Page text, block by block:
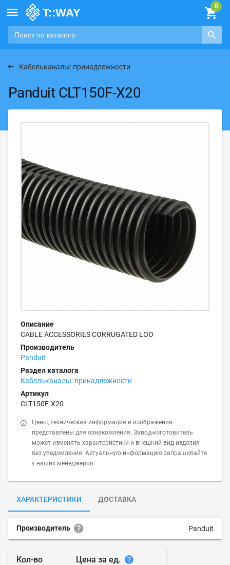

Кабельканалы: принадлежности
Panduit CLT150F-X20
Описание
CABLE ACCESSORIES CORRUGATED LOO
Производитель
Panduit
Раздел каталога
Кабельканалы: принадлежности
Артикул
CLT150F-X20
Цены, техническая информация и изображения
представлены для ознакомления. Завод-изготовитель
может изменять характеристики и внешний вид изделия
без уведомления. Актуальную информацию запрашивайте
у наших менеджеров.
ХАРАКТЕРИСТИКИ ДОСТАВКА
Производитель Panduit
Кол-во Цена за ед.